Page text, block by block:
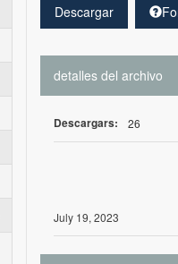
Descargar
detalles del archivo
Descargars: 26
July 19, 2023